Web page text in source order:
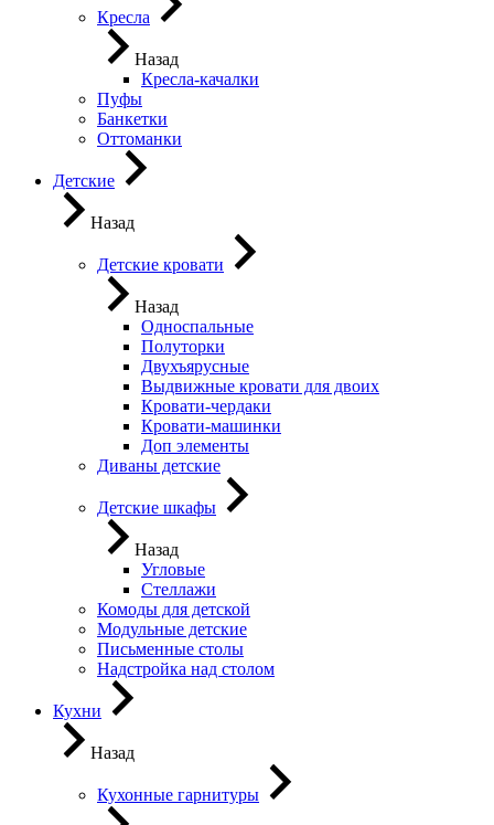
Кресла
Назад
Кресла-качалки
Пуфы
Банкетки
Оттоманки
Детские
Назад
Детские кровати
Назад
Односпальные
Полуторки
Двухъярусные
Выдвижные кровати для двоих
Кровати-чердаки
Кровати-машинки
Доп элементы
Диваны детские
Детские шкафы
Назад
Угловые
Стеллажи
Комоды для детской
Модульные детские
Письменные столы
Надстройка над столом
Кухни
Назад
Кухонные гарнитуры